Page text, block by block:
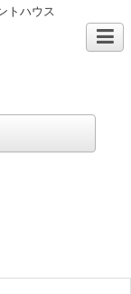
トハウス